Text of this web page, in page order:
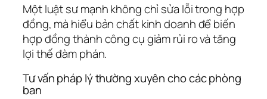
Một luật sư mạnh không chỉ sửa lỗi trong hợp
đồng, mà hiểu bản chất kinh doanh để biến
hợp đồng thành công cụ giảm rủi ro và tăng
lợi thế đàm phán.
Tư vấn pháp lý thường xuyên cho các phòng
ban